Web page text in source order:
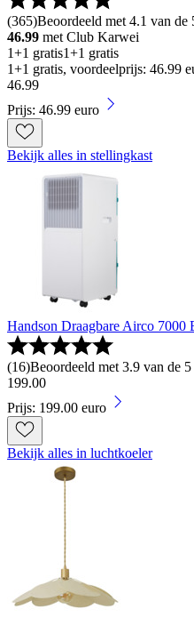
(365)Beoordeeld met 4.1 van
46.99 met Club Karwei
1+1 gratis1+1 gratis
1+1 gratis, voordeelprijs: 46.99
46.99
Prijs: 46.99 euro
Bekijk alles in stellingkast
Handson Draagbare Airco 7000
(16)Beoordeeld met 3.9 van de
199.00
Prijs: 199.00 euro
Bekijk alles in luchtkoeler